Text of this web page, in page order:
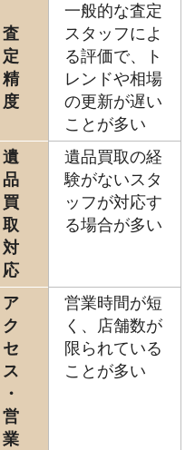
査
定
精
度
一般的な査定
スタッフによ
る評価で、ト
レンドや相場
の更新が遅い
ことが多い
遺
品
買
取
対
応
遺品買取の経
験がないスタ
ッフが対応す
る場合が多い
ア
ク
セ
ス
・
営
業
営業時間が短
く、店舗数が
限られている
ことが多い